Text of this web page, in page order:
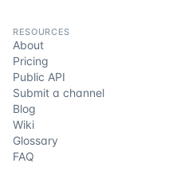
RESOURCES
About
Pricing
Public API
Submit a channel
Blog
Wiki
Glossary
FAQ